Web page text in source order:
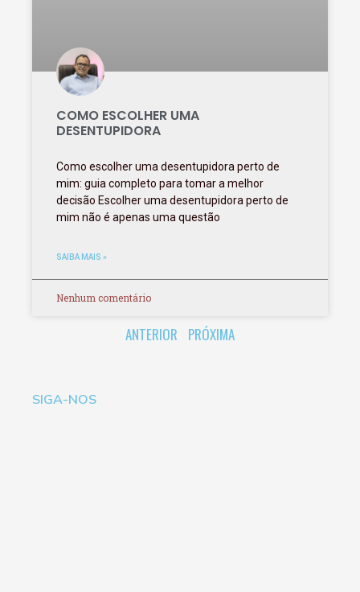
COMO ESCOLHER UMA
DESENTUPIDORA
Como escolher uma desentupidora perto de
mim: guia completo para tomar a melhor
decisão Escolher uma desentupidora perto de
mim não é apenas uma questão
SAIBA MAIS »
Nenhum comentário
ANTERIOR PRÓXIMA
SIGA-NOS